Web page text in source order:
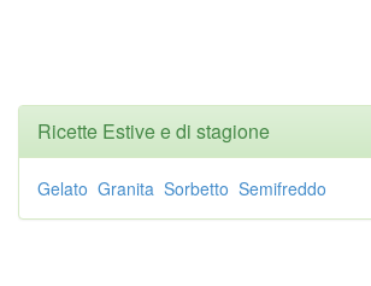
Ricette Estive e di stagione
Gelato Granita Sorbetto Semifreddo